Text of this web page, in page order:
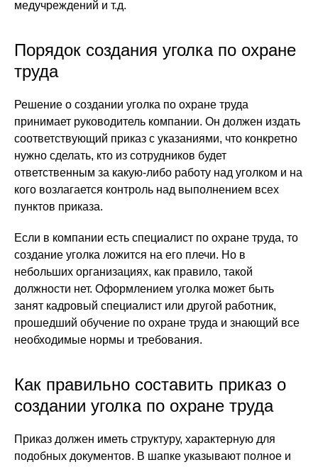
медучреждений и т.д.
Порядок создания уголка по охране
труда
Решение о создании уголка по охране труда
принимает руководитель компании. Он должен издать
соответствующий приказ с указаниями, что конкретно
нужно сделать, кто из сотрудников будет
ответственным за какую-либо работу над уголком и на
кого возлагается контроль над выполнением всех
пунктов приказа.
Если в компании есть специалист по охране труда, то
создание уголка ложится на его плечи. Но в
небольших организациях, как правило, такой
должности нет. Оформлением уголка может быть
занят кадровый специалист или другой работник,
прошедший обучение по охране труда и знающий все
необходимые нормы и требования.
Как правильно составить приказ о
создании уголка по охране труда
Приказ должен иметь структуру, характерную для
подобных документов. В шапке указывают полное и